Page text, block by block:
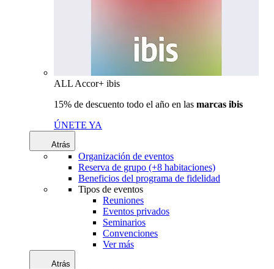
ALL Accor+ ibis
15% de descuento todo el año en las marcas ibis
ÚNETE YA
Atrás
Organización de eventos
Reserva de grupo (+8 habitaciones)
Beneficios del programa de fidelidad
Tipos de eventos
Reuniones
Eventos privados
Seminarios
Convenciones
Ver más
Atrás